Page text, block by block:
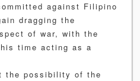
against Filipino
dragging the
of war, with the
time acting as a
the possibility of the